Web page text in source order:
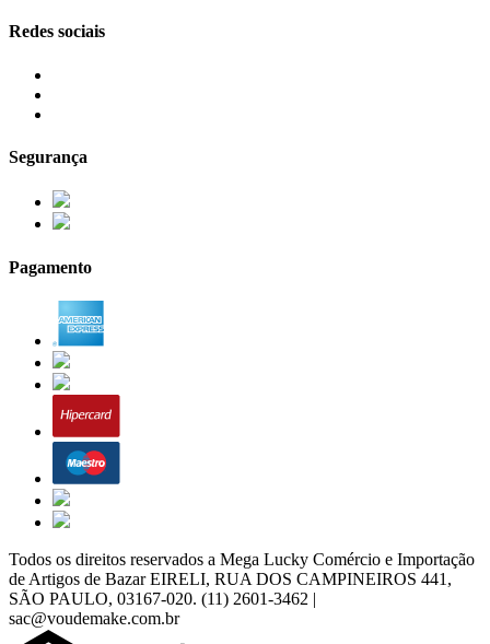
Redes sociais
Segurança
Pagamento
Todos os direitos reservados a Mega Lucky Comércio e Importação
de Artigos de Bazar EIRELI, RUA DOS CAMPINEIROS 441,
SÃO PAULO, 03167-020. (11) 2601-3462 |
sac@voudemake.com.br